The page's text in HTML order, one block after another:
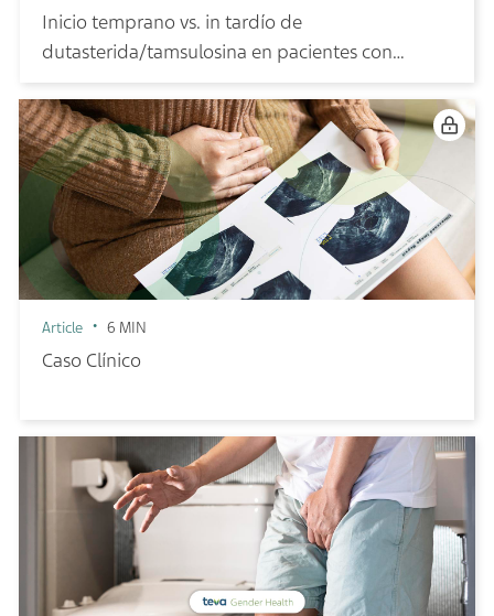
Inicio temprano vs. in tardío de
dutasterida/tamsulosina en pacientes con
Article 6 MIN
Caso Clínico